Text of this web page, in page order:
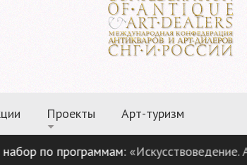
Проекты Арт-туризм
по программам:«Искусствоведение.